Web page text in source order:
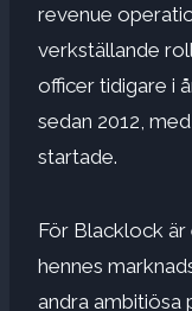
revenue
verkställande
officer tidigare i
sedan 2012,
startade.
För Blacklock är
hennes
andra ambitiösa